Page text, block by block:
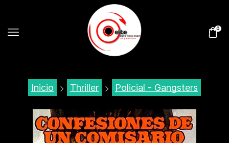
0
Inicio Thriller Policial - Gangsters